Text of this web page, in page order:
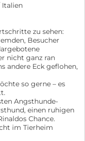
Italien
zu sehen:
Besucher
nicht ganz ran
andere Eck geflohen,
so gerne – es
Angsthunde-
einen ruhigen
Chance.
im Tierheim